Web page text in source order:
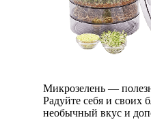
Микрозелень —
Радуйте себя и своих
необычный вкус и